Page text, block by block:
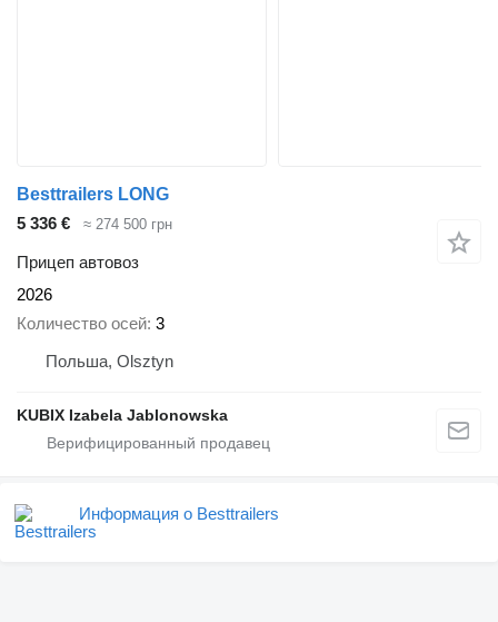
Besttrailers LONG
5 336 €
≈ 274 500 грн
Прицеп автовоз
2026
Количество осей 3
Польша, Olsztyn
KUBIX Izabela Jablonowska
Информация о Besttrailers